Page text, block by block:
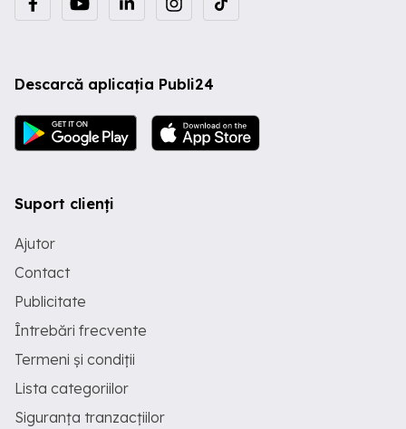
Descarcă aplicația Publi24
Suport clienți
Ajutor
Contact
Publicitate
Întrebări frecvente
Termeni și condiții
Lista categoriilor
Siguranța tranzacțiilor